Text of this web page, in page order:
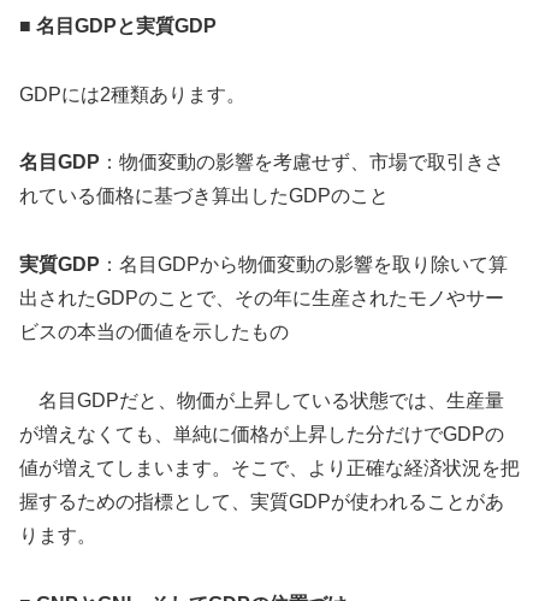
■ 名目 GDPと実質GDP
GDPには2種類あります。
名目 GDP ：物価変動の影響を考慮せず、市場で取引きさ
れている価格に基づき算出したGDPのこと
実質GDP ：名目GDPから物価変動の影響を取り除いて算
出されたGDPのことで、その年に生産されたモノやサー
ビスの本当の価値を示したもの
名目GDPだと、物価が上昇している状態では、生産量
が増えなくても、単純に価格が上昇した分だけでGDPの
値が増えてしまいます。そこで、より正確な経済状況を把
握するための指標として、実質GDPが使われることがあ
ります。